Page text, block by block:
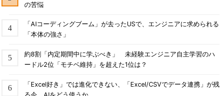
の苦悩
「AIコーディングブーム」が去ったUSで、エンジニアに求められる
「本体の強さ」
約8割「内定期間中に学ぶべき」 未経験エンジニア自主学習のハ
ードル2位「モチベ維持」を超えた1位は？
「Excel好き」では進化できない、「Excel/CSVでデータ連携」が残